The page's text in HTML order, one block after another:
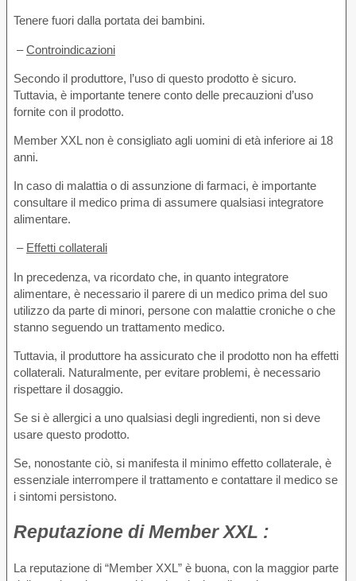
Tenere fuori dalla portata dei bambini.
–Controindicazioni
Secondo il produttore, l’uso di questo prodotto è sicuro.
Tuttavia, è importante tenere conto delle precauzioni d’uso
fornite con il prodotto.
Member XXL non è consigliato agli uomini di età inferiore ai 18
anni.
In caso di malattia o di assunzione di farmaci, è importante
consultare il medico prima di assumere qualsiasi integratore
alimentare.
– Effetti collaterali
In precedenza, va ricordato che, in quanto integratore
alimentare, è necessario il parere di un medico prima del suo
utilizzo da parte di minori, persone con malattie croniche o che
stanno seguendo un trattamento medico.
Tuttavia, il produttore ha assicurato che il prodotto non ha effetti
collaterali. Naturalmente, per evitare problemi, è necessario
rispettare il dosaggio.
Se si è allergici a uno qualsiasi degli ingredienti, non si deve
usare questo prodotto.
Se, nonostante ciò, si manifesta il minimo effetto collaterale, è
essenziale interrompere il trattamento e contattare il medico se
i sintomi persistono.
Reputazione di Member XXL :
La reputazione di “Member XXL” è buona, con la maggior parte